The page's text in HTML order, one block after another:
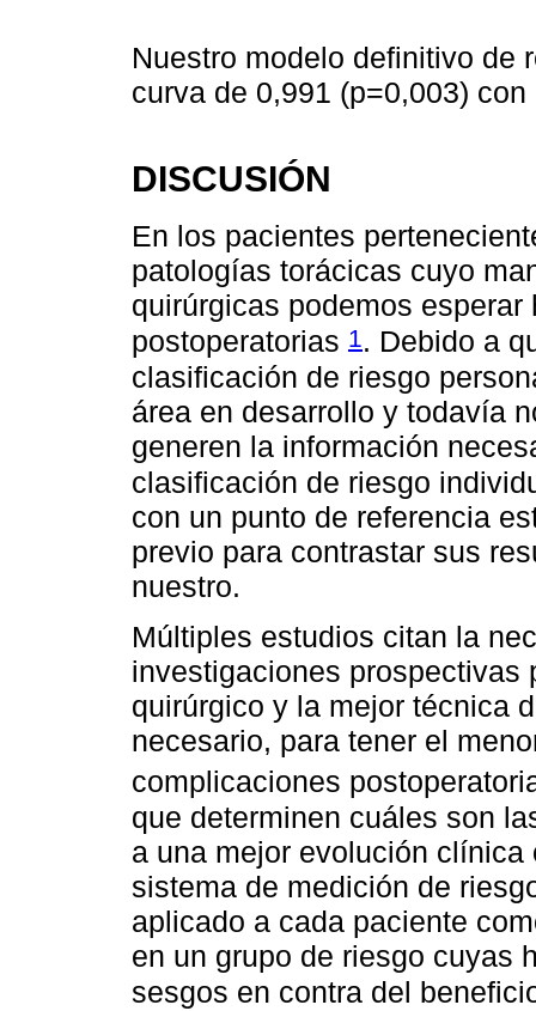
Nuestro modelo definitivo de
curva de 0,991 (p=0,003)
DISCUSIÓN
En los pacientes
patologías torácicas cuyo
quirúrgicas podemos
postoperatorias 1 . Debido a
clasificación de riesgo
área en desarrollo y todavía
generen la información
clasificación de riesgo
con un punto de referencia
previo para contrastar sus
nuestro.
Múltiples estudios citan la
investigaciones prospectivas
quirúrgico y la mejor técnica
necesario, para tener el
complicaciones
que determinen cuáles son
a una mejor evolución
sistema de medición de
aplicado a cada paciente
en un grupo de riesgo cuyas
sesgos en contra del